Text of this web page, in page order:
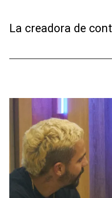
La creadora de